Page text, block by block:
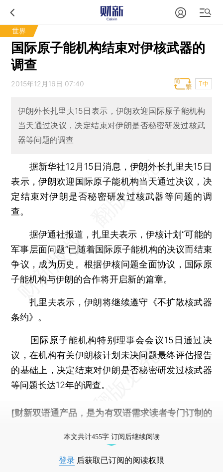
世界
国际原子能机构结束对伊核武器的
调查
2015年12月16日 07:40 T中
伊朗外长扎里夫15日表示，伊朗欢迎国际原子能机构
当天通过决议，决定结束对伊朗是否秘密研发过核武
器等问题的调查
据新华社12月15日消息，伊朗外长扎里夫15日
表示，伊朗欢迎国际原子能机构当天通过决议，决
定结束对伊朗是否秘密研发过核武器等问题的调
查。
据伊通社报道，扎里夫表示，伊核计划“可能的
军事层面问题”已随着国际原子能机构的决议而结束
争议，成为历史。根据伊核问题全面协议，国际原
子能机构与伊朗的合作将开启新的篇章。
扎里夫表示，伊朗将继续遵守《不扩散核武器
条约》。
国际原子能机构特别理事会会议15日通过决
议，在机构有关伊朗核计划未决问题最终评估报告
的基础上，决定结束对伊朗是否秘密研发过核武器
等问题长达12年的调查。
[财新双语通产品，是为有双语需求读者专门订制的
本文共计455字 订阅后继续阅读
登录 后获取已订阅的阅读权限